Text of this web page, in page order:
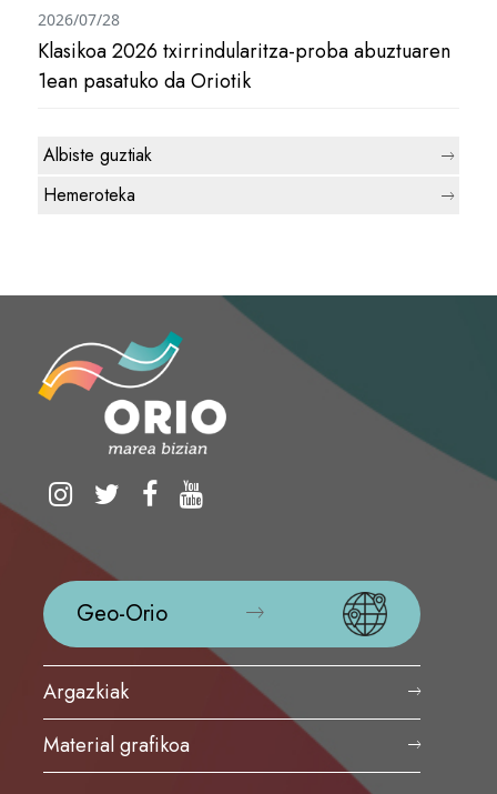
Klasikoa 2026 txirrindularitza-proba abuztuaren
1ean pasatuko da Oriotik
2026/07/28
Albiste guztiak
Hemeroteka
Geo-Orio
Argazkiak
Material grafikoa